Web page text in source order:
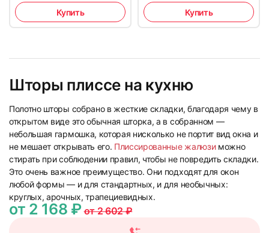
Купить Купить
Шторы плиссе на кухню
Полотно шторы собрано в жесткие складки, благодаря чему в
открытом виде это обычная шторка, а в собранном —
небольшая гармошка, которая нисколько не портит вид окна и
не мешает открывать его. Плиссированные жалюзиможно
стирать при соблюдении правил, чтобы не повредить складки.
Это очень важное преимущество. Они подходят для окон
любой формы — и для стандартных, и для необычных:
круглых, арочных, трапециевидных.
от 2 168 ₽от 2 602 ₽